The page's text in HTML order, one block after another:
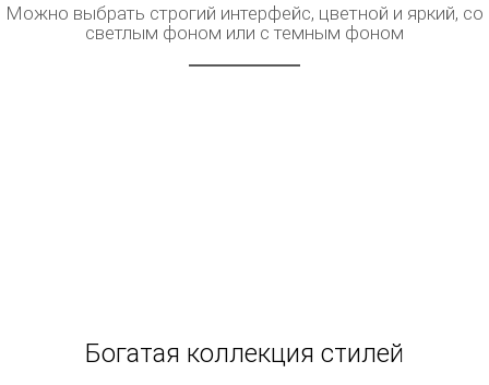
Можно выбрать строгий интерфейс, цветной и яркий, со
светлым фоном или с темным фоном
Богатая коллекция стилей